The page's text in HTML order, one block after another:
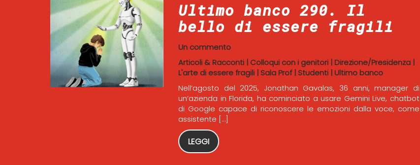
Ultimo banco 290. Il
bello di essere fragili
Un commento
Articoli & Racconti| Colloqui con i genitori| Direzione/Presidenza|
L'arte di essere fragili| Sala Prof| Studenti| Ultimo banco
Nell’agosto del 2025, Jonathan Gavalas, 36 anni, manager di
un’azienda in Florida, ha cominciato a usare Gemini Live, chatbot
di Google capace di riconoscere le emozioni dalla voce, come
assistente […]
LEGGI